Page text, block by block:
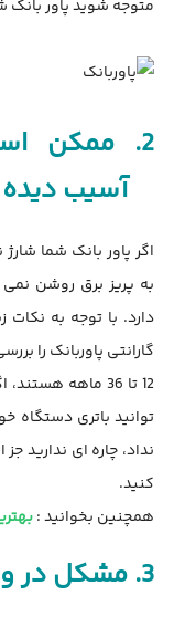
متوجه شوید پاور
2.
ممکن
آسیب
اگر پاور بانک شما
به پریز برق روشن نمی
دارد. با توجه به نکات
گارانتی پاوربانک را
12 تا 36 ماهه
توانید باتری دستگاه
نداد، چاره ای ندارید
کنید.
همچنین بخوانید :
3. مشکل در